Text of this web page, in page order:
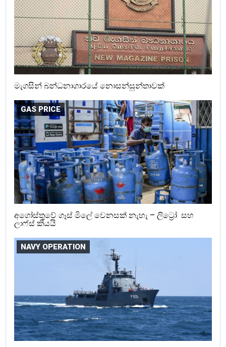
මැගසින් බන්ධනාගාරයේ නොසන්සුන්තාවක්
GAS PRICE
අගෝස්තුවේ ගෑස් මිලේ වෙනසක් නැහැ – ලිට්‍රෝ සහ
ලාෆ්ස් කියයි
NAVY OPERATION